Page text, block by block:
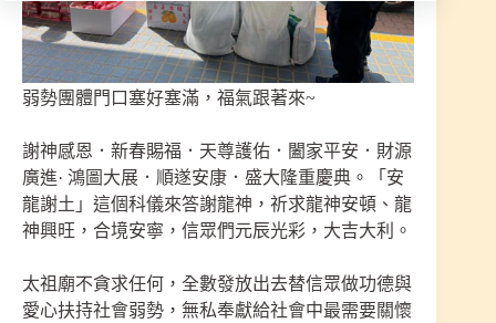
弱勢團體門口塞好塞滿，福氣跟著來~
謝神感恩．新春賜福．天尊護佑．闔家平安．財源
廣進· 鴻圖大展．順遂安康．盛大隆重慶典。「安
龍謝土」這個科儀來答謝龍神，祈求龍神安頓、龍
神興旺，合境安寧，信眾們元辰光彩，大吉大利。
太祖廟不貪求任何，全數發放出去替信眾做功德與
愛心扶持社會弱勢，無私奉獻給社會中最需要關懷